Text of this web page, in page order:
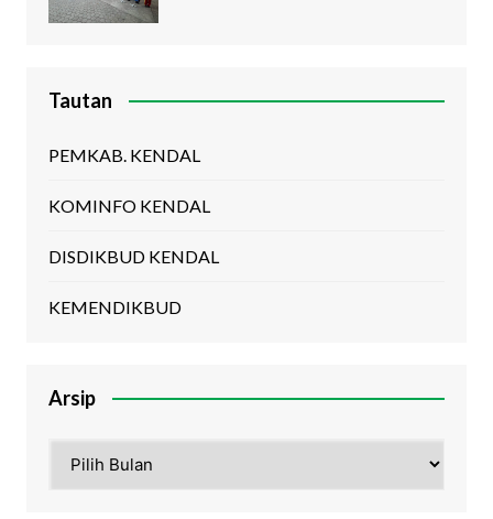
Tautan
PEMKAB. KENDAL
KOMINFO KENDAL
DISDIKBUD KENDAL
KEMENDIKBUD
Arsip